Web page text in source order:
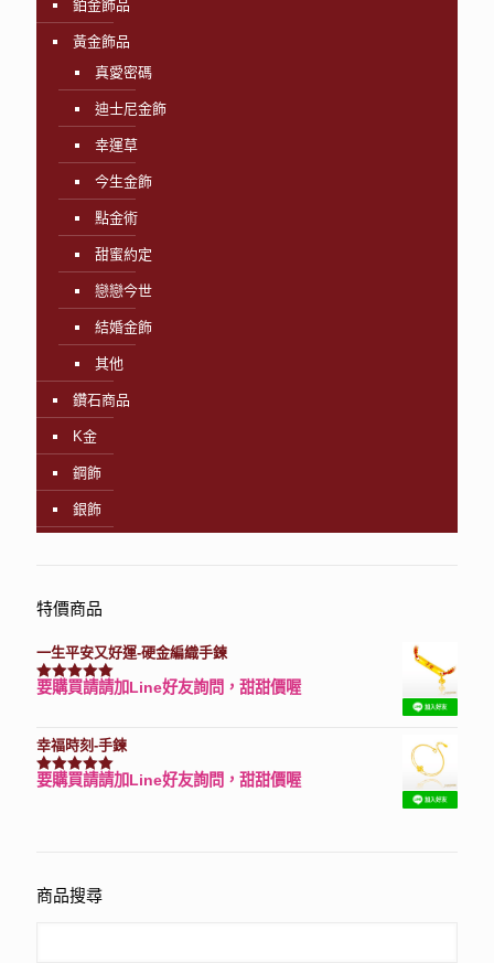
鉑金飾品
黃金飾品
真愛密碼
迪士尼金飾
幸運草
今生金飾
點金術
甜蜜約定
戀戀今世
結婚金飾
其他
鑽石商品
K金
鋼飾
銀飾
特價商品
一生平安又好運-硬金編織手鍊
評分7740滿分 5
要購買請請加Line好友詢問，甜甜價喔
幸福時刻-手鍊
評分3150滿分 5
要購買請請加Line好友詢問，甜甜價喔
商品搜尋